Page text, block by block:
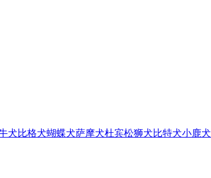
犬比格犬蝴蝶犬萨摩犬杜宾松狮犬比特犬小鹿犬